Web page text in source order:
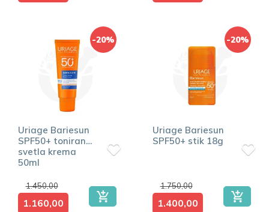
-20%
Uriage Bariesun
SPF50+ tonirana
svetla krema
50ml
1.450,00
1.160,00
-20%
Uriage Bariesun
SPF50+ stik 18g
1.750,00
1.400,00